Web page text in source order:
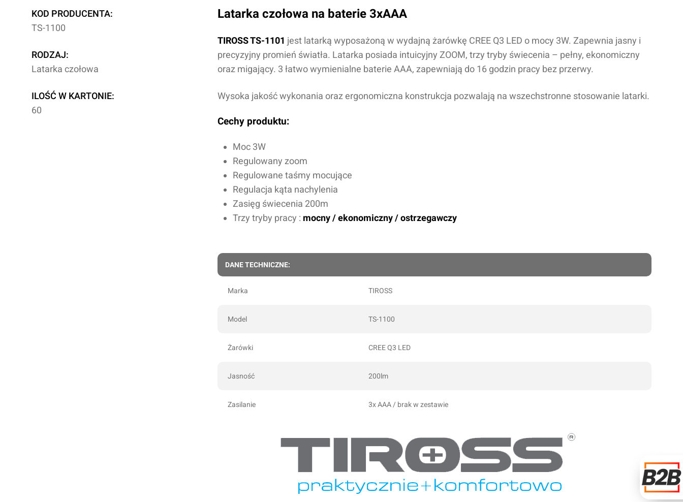
KOD PRODUCENTA:
TS-1100
RODZAJ:
Latarka czołowa
ILOŚĆ W KARTONIE:
60
Latarka czołowa na baterie 3xAAA
TIROSS TS-1101 jest latarką wyposażoną w wydajną żarówkę CREE Q3 LED o mocy 3W. Zapewnia jasny i
precyzyjny promień światła. Latarka posiada intuicyjny ZOOM, trzy tryby świecenia – pełny, ekonomiczny
oraz migający. 3 łatwo wymienialne baterie AAA, zapewniają do 16 godzin pracy bez przerwy.
Wysoka jakość wykonania oraz ergonomiczna konstrukcja pozwalają na wszechstronne stosowanie latarki.
Cechy produktu:
Moc 3W
Regulowany zoom
Regulowane taśmy mocujące
Regulacja kąta nachylenia
Zasięg świecenia 200m
Trzy tryby pracy : mocny/ ekonomiczny / ostrzegawczy
DANE TECHNICZNE:
Marka TIROSS
Model TS-1100
Żarówki CREE Q3 LED
Jasność 200lm
Zasilanie 3x AAA / brak w zestawie